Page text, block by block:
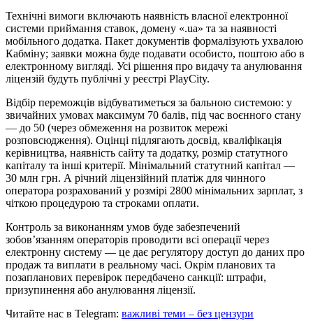
Технічні вимоги включають наявність власної електронної
системи приймання ставок, домену «.ua» та за наявності
мобільного додатка. Пакет документів формалізують ухвалою
Кабміну; заявки можна буде подавати особисто, поштою або в
електронному вигляді. Усі рішення про видачу та анулювання
ліцензій будуть публічні у реєстрі PlayCity.
Відбір переможців відбуватиметься за бальною системою: у
звичайних умовах максимум 70 балів, під час воєнного стану
— до 50 (через обмеження на розвиток мережі
розповсюдження). Оцінці підлягають досвід, кваліфікація
керівництва, наявність сайту та додатку, розмір статутного
капіталу та інші критерії. Мінімальний статутний капітал —
30 млн грн. А річний ліцензійний платіж для чинного
оператора розрахований у розмірі 2800 мінімальних зарплат, з
чіткою процедурою та строками оплати.
Контроль за виконанням умов буде забезпечений
зобов’язанням операторів проводити всі операції через
електронну систему — це дає регулятору доступ до даних про
продаж та виплати в реальному часі. Окрім планових та
позапланових перевірок передбачено санкції: штрафи,
призупинення або анулювання ліцензії.
Читайте нас в Telegram: важливі теми – без цензури